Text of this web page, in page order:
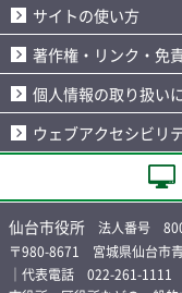
サイトの使い方
著作権・リンク・免
個人情報の取り扱い
ウェブアクセシビリ
仙台市役所 法人番号
〒980-8671 宮城県仙台市
｜代表電話 022-261-1111